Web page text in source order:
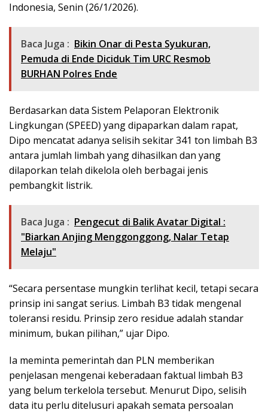
Indonesia, Senin (26/1/2026).
Baca Juga : Bikin Onar di Pesta Syukuran,
Pemuda di Ende Diciduk Tim URC Resmob
BURHAN Polres Ende
Berdasarkan data Sistem Pelaporan Elektronik
Lingkungan (SPEED) yang dipaparkan dalam rapat,
Dipo mencatat adanya selisih sekitar 341 ton limbah B3
antara jumlah limbah yang dihasilkan dan yang
dilaporkan telah dikelola oleh berbagai jenis
pembangkit listrik.
Baca Juga : Pengecut di Balik Avatar Digital :
"Biarkan Anjing Menggonggong, Nalar Tetap
Melaju"
“Secara persentase mungkin terlihat kecil, tetapi secara
prinsip ini sangat serius. Limbah B3 tidak mengenal
toleransi residu. Prinsip zero residue adalah standar
minimum, bukan pilihan,” ujar Dipo.
Ia meminta pemerintah dan PLN memberikan
penjelasan mengenai keberadaan faktual limbah B3
yang belum terkelola tersebut. Menurut Dipo, selisih
data itu perlu ditelusuri apakah semata persoalan